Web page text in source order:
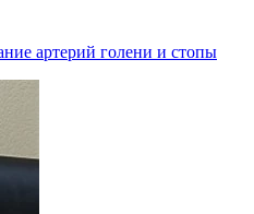
артерий голени и стопы